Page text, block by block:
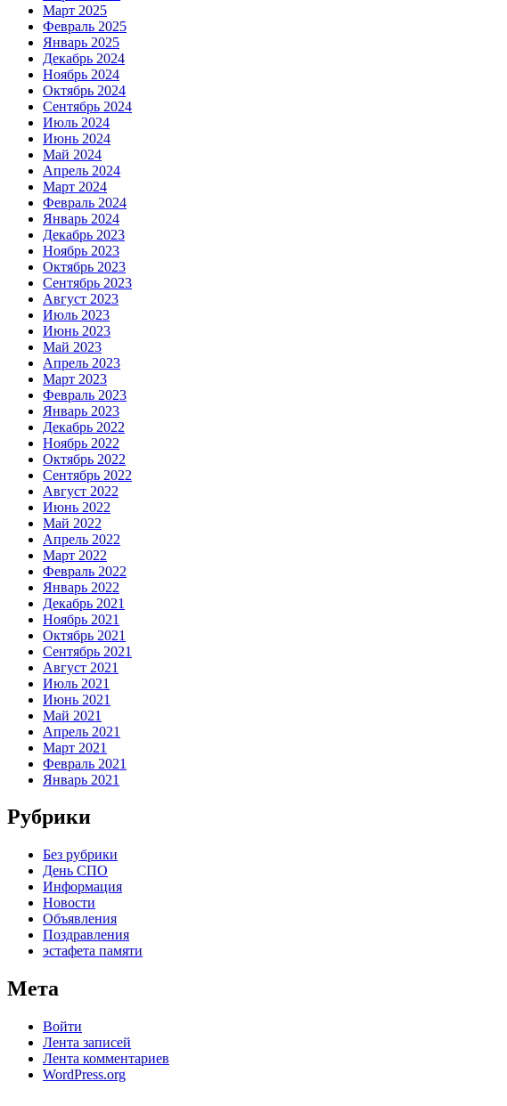
Март 2025
Февраль 2025
Январь 2025
Декабрь 2024
Ноябрь 2024
Октябрь 2024
Сентябрь 2024
Июль 2024
Июнь 2024
Май 2024
Апрель 2024
Март 2024
Февраль 2024
Январь 2024
Декабрь 2023
Ноябрь 2023
Октябрь 2023
Сентябрь 2023
Август 2023
Июль 2023
Июнь 2023
Май 2023
Апрель 2023
Март 2023
Февраль 2023
Январь 2023
Декабрь 2022
Ноябрь 2022
Октябрь 2022
Сентябрь 2022
Август 2022
Июнь 2022
Май 2022
Апрель 2022
Март 2022
Февраль 2022
Январь 2022
Декабрь 2021
Ноябрь 2021
Октябрь 2021
Сентябрь 2021
Август 2021
Июль 2021
Июнь 2021
Май 2021
Апрель 2021
Март 2021
Февраль 2021
Январь 2021
Рубрики
Без рубрики
День СПО
Информация
Новости
Объявления
Поздравления
эстафета памяти
Мета
Войти
Лента записей
Лента комментариев
WordPress.org